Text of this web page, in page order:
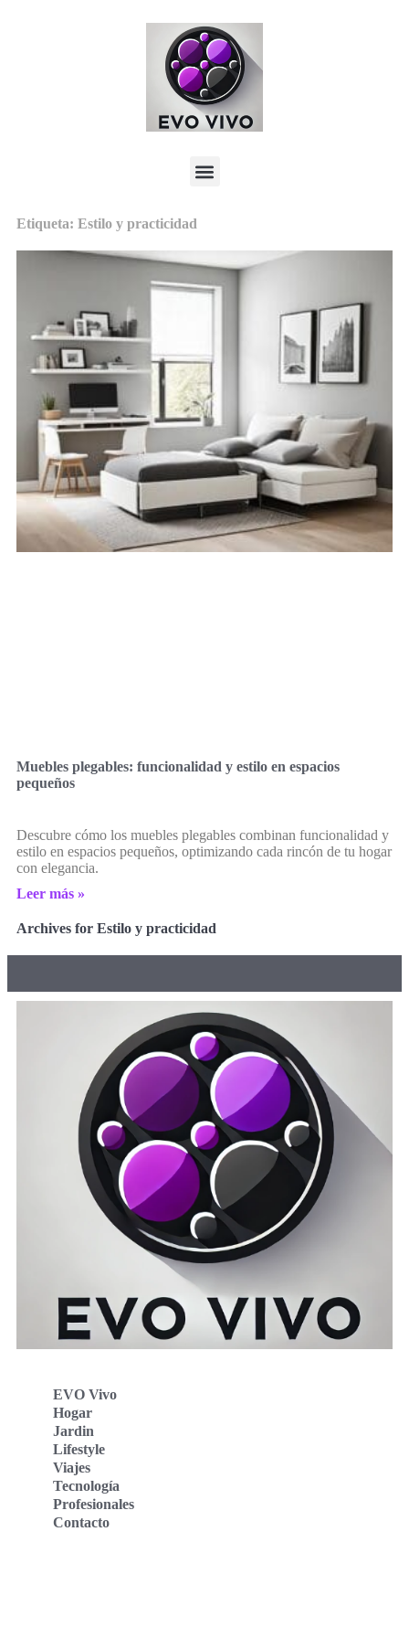
Etiqueta: Estilo y practicidad
Muebles plegables: funcionalidad y estilo en espacios
pequeños
Descubre cómo los muebles plegables combinan funcionalidad y
estilo en espacios pequeños, optimizando cada rincón de tu hogar
con elegancia.
Leer más »
Archives for Estilo y practicidad
EVO Vivo
Hogar
Jardin
Lifestyle
Viajes
Tecnología
Profesionales
Contacto